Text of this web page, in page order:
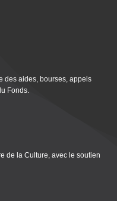
des aides, bourses, appels
Fonds.
de la Culture, avec le soutien